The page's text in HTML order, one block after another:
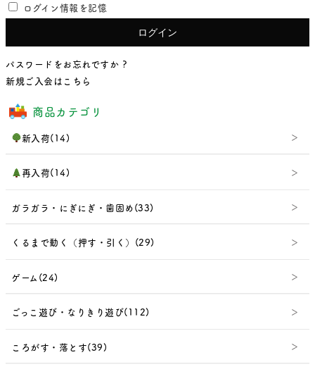
ログイン情報を記憶
パスワードをお忘れですか ?
新規ご入会はこちら
商品カテゴリ
新入荷(14)
再入荷(14)
ガラガラ・にぎにぎ・歯固め(33)
くるまで動く（押す・引く）(29)
ゲーム(24)
ごっこ遊び・なりきり遊び(112)
ころがす・落とす(39)